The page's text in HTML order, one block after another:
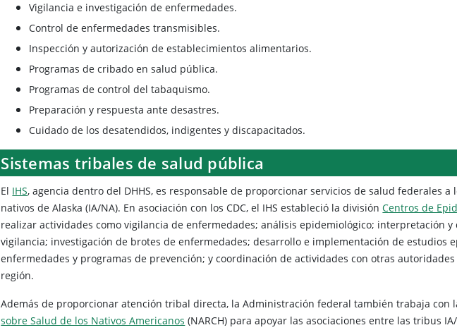
Vigilancia e investigación de enfermedades.
Control de enfermedades transmisibles.
Inspección y autorización de establecimientos alimentarios.
Programas de cribado en salud pública.
Programas de control del tabaquismo.
Preparación y respuesta ante desastres.
Cuidado de los desatendidos, indigentes y discapacitados.
Sistemas tribales de salud pública
El IHS, agencia dentro del DHHS, es responsable de proporcionar servicios de salud federales a
nativos de Alaska (IA/NA). En asociación con los CDC, el IHS estableció la divisiónCentros de
realizar actividades como vigilancia de enfermedades; análisis epidemiológico; interpretación
vigilancia; investigación de brotes de enfermedades; desarrollo e implementación de estudios
enfermedades y programas de prevención; y coordinación de actividades con otras
región.
Además de proporcionar atención tribal directa, la Administración federal también trabaja con
sobre Salud de los Nativos Americanos (NARCH) para apoyar las asociaciones entre las tribus